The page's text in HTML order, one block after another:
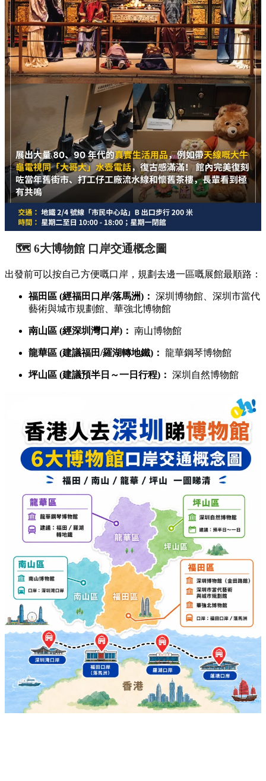
🗺️ 6大博物館 口岸交通概念圖
出發前可以按自己方便嘅口岸，規劃去邊一區嘅展館最順路：
福田區 (經福田口岸/落馬洲)： 深圳博物館、深圳市當代
藝術與城市規劃館、華強北博物館
南山區 (經深圳灣口岸)： 南山博物館
龍華區 (建議福田/羅湖轉地鐵)： 龍華鋼琴博物館
坪山區 (建議預半日～一日行程)： 深圳自然博物館